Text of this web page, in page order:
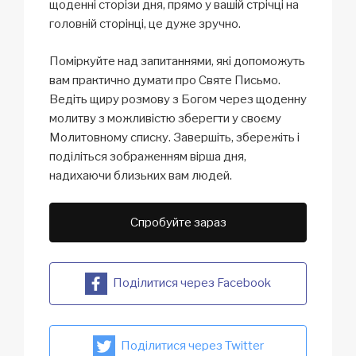
щоденні сторізи дня, прямо у вашій стрічці на
головній сторінці, це дуже зручно.
Поміркуйте над запитаннями, які допоможуть
вам практично думати про Святе Письмо.
Ведіть щиру розмову з Богом через щоденну
молитву з можливістю зберегти у своєму
Молитовному списку. Завершіть, збережіть і
поділіться зображенням вірша дня,
надихаючи близьких вам людей.
Спробуйте зараз
Поділитися через Facebook
Поділитися через Twitter